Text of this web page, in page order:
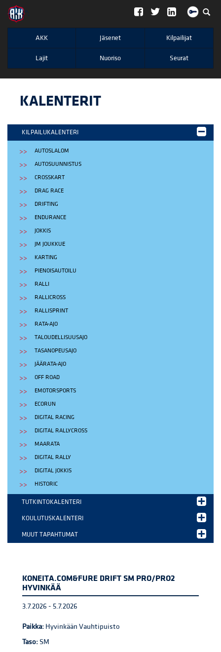
";
AKK Jäsenet Kilpailijat
Lajit Nuoriso Seurat
KALENTERIT
KILPAILUKALENTERI
AUTOSLALOM
AUTOSUUNNISTUS
CROSSKART
DRAG RACE
DRIFTING
ENDURANCE
JOKKIS
JM JOUKKUE
KARTING
PIENOISAUTOILU
RALLI
RALLICROSS
RALLISPRINT
RATA-AJO
TALOUDELLISUUSAJO
TASANOPEUSAJO
JÄÄRATA-AJO
OFF ROAD
EMOTORSPORTS
ECORUN
DIGITAL RACING
DIGITAL RALLYCROSS
MAARATA
DIGITAL RALLY
DIGITAL JOKKIS
HISTORIC
TUTKINTOKALENTERI
KOULUTUSKALENTERI
MUUT TAPAHTUMAT
KONEITA.COM&FURE DRIFT SM PRO/PRO2
HYVINKÄÄ
3.7.2026 - 5.7.2026
Paikka: Hyvinkään Vauhtipuisto
Taso: SM